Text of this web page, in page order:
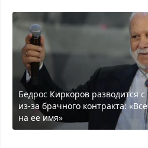
Бедрос Киркоров разводится
из-за брачного контракта:
на ее имя»